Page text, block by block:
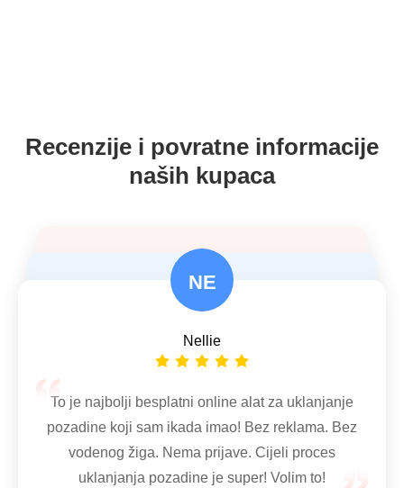
Recenzije i povratne informacije
naših kupaca
Corey
Koristim internetski alat za uklanjanje
proizvoda na prozirnu za Amazon.
Jednostavan je i brz za korištenje. Preporučit
ću ovaj alat drugim prodavačima na mreži.
NE
Nellie
To je najbolji besplatni online alat za uklanjanje
pozadine koji sam ikada imao! Bez reklama. Bez
vodenog žiga. Nema prijave. Cijeli proces
uklanjanja pozadine je super! Volim to!
Anthony
pozadine, kao što su removebg, adobe express,
photocissors, experte itd. Dobri su ali mi nisu
prikladni. Samo vaš internetski alat odlično briše
pozadinu fotografije.